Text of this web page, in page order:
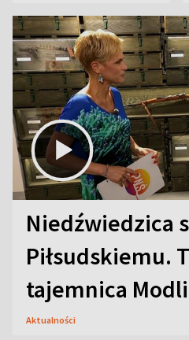
Niedźwiedzica
Piłsudskiemu.
tajemnica
Aktualności